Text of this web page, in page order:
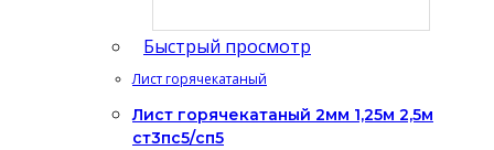
Быстрый просмотр
Лист горячекатаный
Лист горячекатаный 2мм 1,25м 2,5м
ст3пс5/сп5